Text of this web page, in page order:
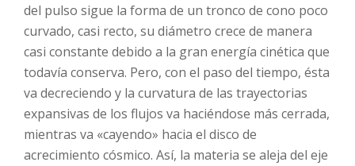
del pulso sigue la forma de un tronco de cono poco
curvado, casi recto, su diámetro crece de manera
casi constante debido a la gran energía cinética que
todavía conserva. Pero, con el paso del tiempo, ésta
va decreciendo y la curvatura de las trayectorias
expansivas de los flujos va haciéndose más cerrada,
mientras va «cayendo» hacia el disco de
acrecimiento cósmico. Así, la materia se aleja del eje